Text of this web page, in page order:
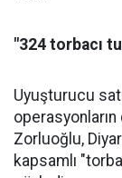
"324 torbacı
Uyuşturucu
Zorluoğlu,
kapsamlı